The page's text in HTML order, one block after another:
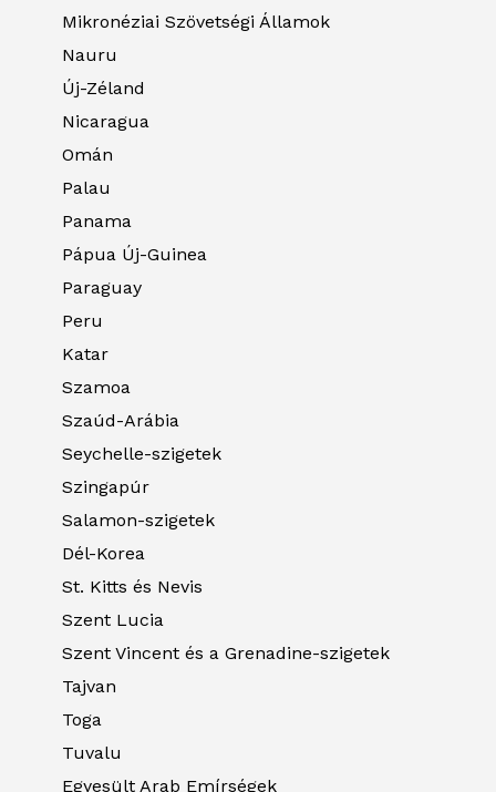
Mikronéziai Szövetségi Államok
Nauru
Új-Zéland
Nicaragua
Omán
Palau
Panama
Pápua Új-Guinea
Paraguay
Peru
Katar
Szamoa
Szaúd-Arábia
Seychelle-szigetek
Szingapúr
Salamon-szigetek
Dél-Korea
St. Kitts és Nevis
Szent Lucia
Szent Vincent és a Grenadine-szigetek
Tajvan
Toga
Tuvalu
Egyesült Arab Emírségek